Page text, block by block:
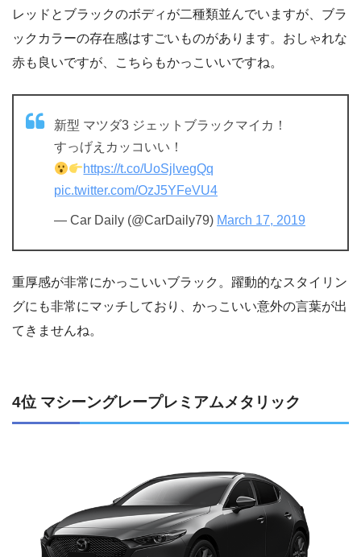
レッドとブラックのボディが二種類並んでいますが、ブラ
ックカラーの存在感はすごいものがあります。おしゃれな
赤も良いですが、こちらもかっこいいですね。
新型 マツダ3 ジェットブラックマイカ！
すっげえカッコいい！
https://t.co/UoSjlvegQq
pic.twitter.com/OzJ5YFeVU4
— Car Daily (@CarDaily79) March 17, 2019
重厚感が非常にかっこいいブラック。躍動的なスタイリン
グにも非常にマッチしており、かっこいい意外の言葉が出
てきませんね。
4位 マシーングレープレミアムメタリック